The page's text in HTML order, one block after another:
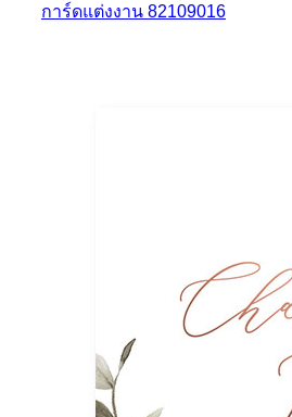
การ์ดแต่งงาน 82109016